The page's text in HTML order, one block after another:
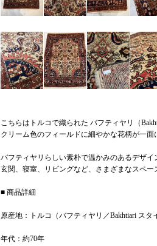
こちらはトルコで織られた バフティヤリ（
クリーム色のフィールドに細やかな花柄が一
バフティヤリらしい素朴で温かみのあるデザイ
玄関、寝室、リビングなど、さまざまなスペー
■ 商品詳細
原産地：トルコ（バフティヤリ／Bakhtiari スタ
年代：約70年